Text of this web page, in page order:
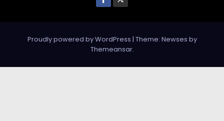
Proudly powered by WordPress | Theme: Newses by
Themeansar.